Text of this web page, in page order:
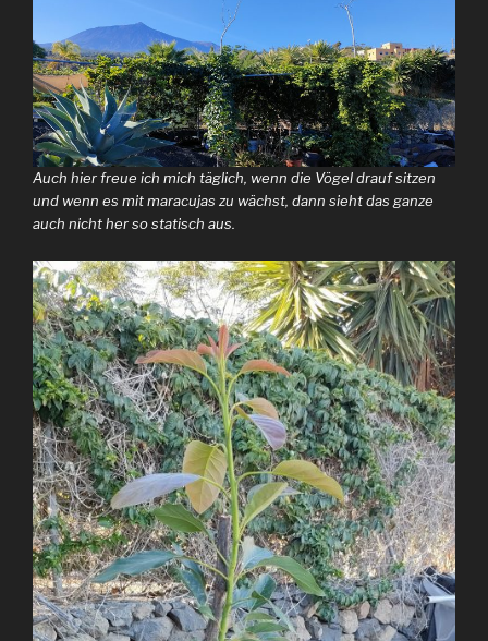
Auch hier freue ich mich täglich, wenn die Vögel drauf sitzen
und wenn es mit maracujas zu wächst, dann sieht das ganze
auch nicht her so statisch aus.